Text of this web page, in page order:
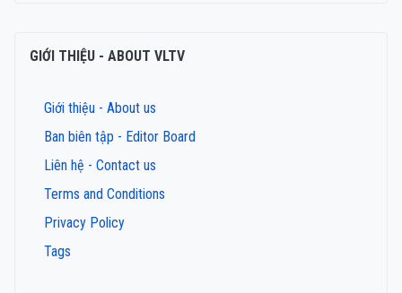
GIỚI THIỆU - ABOUT VLTV
Giới thiệu - About us
Ban biên tập - Editor Board
Liên hệ - Contact us
Terms and Conditions
Privacy Policy
Tags